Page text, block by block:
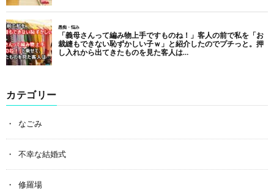
カテゴリー
なごみ
不幸な結婚式
修羅場